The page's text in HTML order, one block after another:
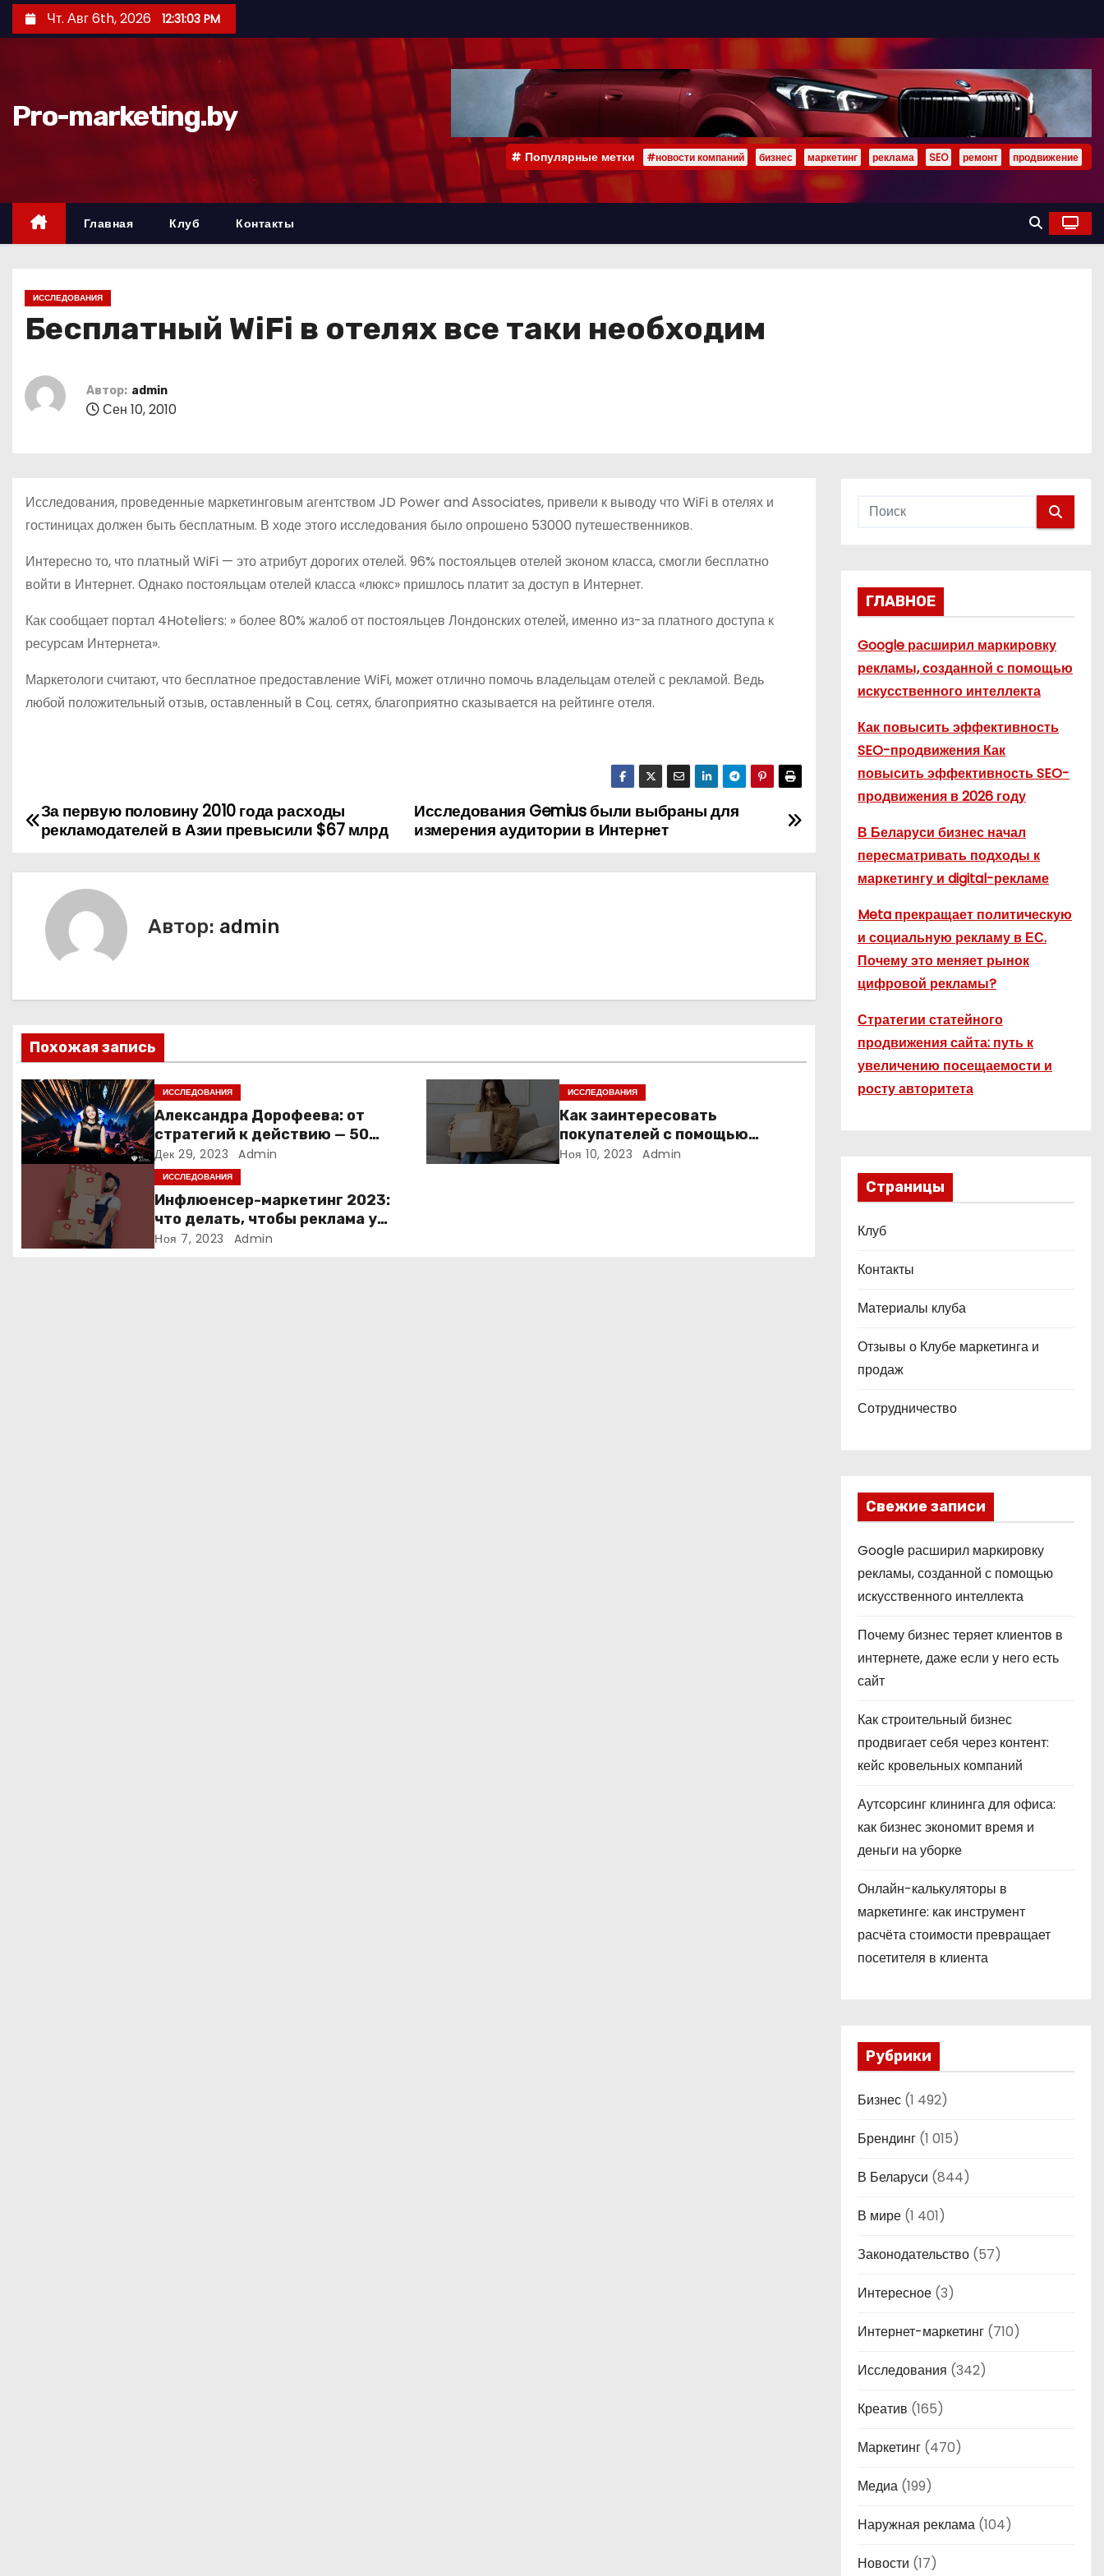
е
д
Чт. Авг 6th, 2026 12:31:04 PM
Pro-marketing.by
Популярные метки #новости компаний бизнес маркетинг реклама SEO ремонт продвижение
Главная Клуб Контакты
ИССЛЕДОВАНИЯ
Бесплатный WiFi в отелях все таки необходим
Автор: admin
Сен 10, 2010
Исследования, проведенные маркетинговым агентством JD Power and Associates, привели к выводу что WiFi в отелях и
гостиницах должен быть бесплатным. В ходе этого исследования было опрошено 53000 путешественников.
Интересно то, что платный WiFi — это атрибут дорогих отелей. 96% постояльцев отелей эконом класса, смогли бесплатно
войти в Интернет. Однако постояльцам отелей класса «люкс» пришлось платит за доступ в Интернет.
Как сообщает портал 4Hoteliers: » более 80% жалоб от постояльцев Лондонских отелей, именно из-за платного доступа к
ресурсам Интернета».
Маркетологи считают, что бесплатное предоставление WiFi, может отлично помочь владельцам отелей с рекламой. Ведь
любой положительный отзыв, оставленный в Соц. сетях, благоприятно сказывается на рейтинге отеля.
Н
ц
и
я
п
о
Исследования Gemius были выбраны для
измерения аудитории в Интернет
За первую половину 2010 года расходы
рекламодателей в Азии превысили $67 млрд
Автор: admin
Похожая запись
ИССЛЕДОВАНИЯ
Александра Дорофеева: от
стратегий к действию — 50
точек роста онлайн-школы
Дек 29, 2023 Admin
ИССЛЕДОВАНИЯ
Как заинтересовать
покупателей с помощью
неопределенности: 3 способа
Ноя 10, 2023 Admin
ИССЛЕДОВАНИЯ
Инфлюенсер-маркетинг 2023:
что делать, чтобы реклама у
блогеров работала?
Ноя 7, 2023 Admin
ГЛАВНОЕ
Google расширил маркировку
рекламы, созданной с помощью
искусственного интеллекта
Как повысить эффективность
SEO-продвижения Как
повысить эффективность SEO-
продвижения в 2026 году
В Беларуси бизнес начал
пересматривать подходы к
маркетингу и digital-рекламе
Meta прекращает политическую
и социальную рекламу в ЕС.
Почему это меняет рынок
цифровой рекламы?
Стратегии статейного
продвижения сайта: путь к
увеличению посещаемости и
росту авторитета
Страницы
Клуб
Контакты
Материалы клуба
Отзывы о Клубе маркетинга и
продаж
Сотрудничество
Свежие записи
Google расширил маркировку
рекламы, созданной с помощью
искусственного интеллекта
Почему бизнес теряет клиентов в
интернете, даже если у него есть
сайт
Как строительный бизнес
продвигает себя через контент:
кейс кровельных компаний
Аутсорсинг клининга для офиса:
как бизнес экономит время и
деньги на уборке
Онлайн-калькуляторы в
маркетинге: как инструмент
расчёта стоимости превращает
посетителя в клиента
Рубрики
Бизнес (1 492)
Брендинг (1 015)
В Беларуси (844)
В мире (1 401)
Законодательство (57)
Интересное (3)
Интернет-маркетинг (710)
Исследования (342)
Креатив (165)
Маркетинг (470)
Медиа (199)
Наружная реклама (104)
Новости (17)